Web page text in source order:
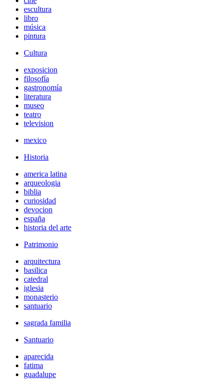
escultura
libro
música
pintura
Cultura
exposicion
filosofía
gastronomía
literatura
museo
teatro
television
mexico
Historia
america latina
arqueologia
biblia
curiosidad
devocion
españa
historia del arte
Patrimonio
arquitectura
basilica
catedral
iglesia
monasterio
santuario
sagrada familia
Santuario
aparecida
fatima
guadalupe